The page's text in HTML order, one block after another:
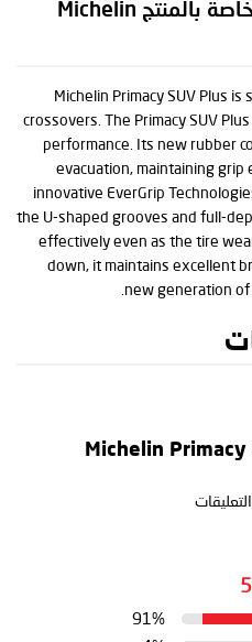
المواصفات و المميزات الخاصة بالمنتج Michelin
Michelin Primacy SUV Plus
crossovers. The Primacy SUV
performance. Its new rubber
evacuation, maintaining grip
innovative EverGrip
the U-shaped grooves and full-
effectively even as the tire
down, it maintains excellent
new generation of
91%